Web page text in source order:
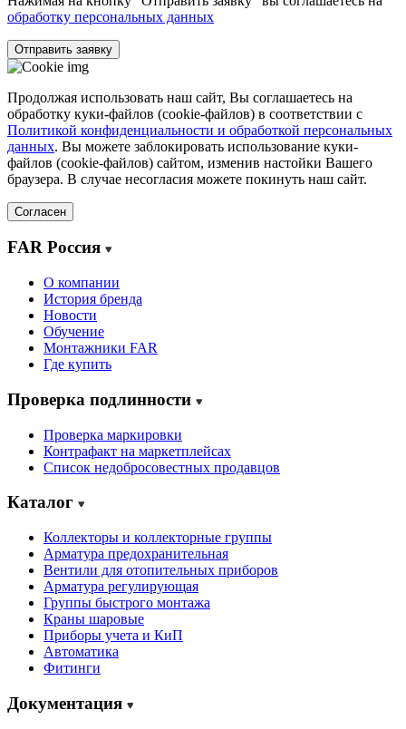
обработку персональных данных
Отправить заявку
Продолжая использовать наш сайт, Вы соглашаетесь на
обработку куки-файлов (cookie-файлов) в соответствии с
Политикой конфиденциальности и обработкой персональных
данных. Вы можете заблокировать использование куки-
файлов (cookie-файлов) сайтом, изменив настойки Вашего
браузера. В случае несогласия можете покинуть наш сайт.
Согласен
FAR Россия
О компании
История бренда
Новости
Обучение
Монтажники FAR
Где купить
Проверка подлинности
Проверка маркировки
Контрафакт на маркетплейсах
Cписок недобросовестных продавцов
Каталог
Коллекторы и коллекторные группы
Арматура предохранительная
Вентили для отопительных приборов
Арматура регулирующая
Группы быстрого монтажа
Краны шаровые
Приборы учета и КиП
Автоматика
Фитинги
Документация